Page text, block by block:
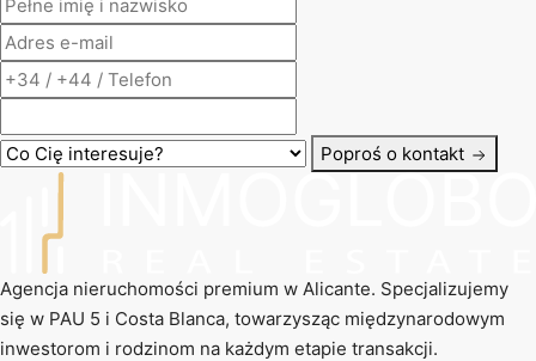
Poproś o kontakt
Agencja nieruchomości premium w Alicante. Specjalizujemy
się w PAU 5 i Costa Blanca, towarzysząc międzynarodowym
inwestorom i rodzinom na każdym etapie transakcji.